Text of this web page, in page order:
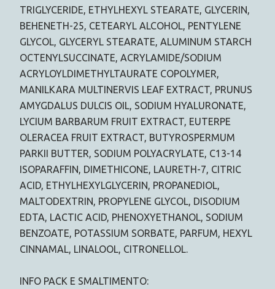
TRIGLYCERIDE, ETHYLHEXYL STEARATE, GLYCERIN,
BEHENETH-25, CETEARYL ALCOHOL, PENTYLENE
GLYCOL, GLYCERYL STEARATE, ALUMINUM STARCH
OCTENYLSUCCINATE, ACRYLAMIDE/SODIUM
ACRYLOYLDIMETHYLTAURATE COPOLYMER,
MANILKARA MULTINERVIS LEAF EXTRACT, PRUNUS
AMYGDALUS DULCIS OIL, SODIUM HYALURONATE,
LYCIUM BARBARUM FRUIT EXTRACT, EUTERPE
OLERACEA FRUIT EXTRACT, BUTYROSPERMUM
PARKII BUTTER, SODIUM POLYACRYLATE, C13-14
ISOPARAFFIN, DIMETHICONE, LAURETH-7, CITRIC
ACID, ETHYLHEXYLGLYCERIN, PROPANEDIOL,
MALTODEXTRIN, PROPYLENE GLYCOL, DISODIUM
EDTA, LACTIC ACID, PHENOXYETHANOL, SODIUM
BENZOATE, POTASSIUM SORBATE, PARFUM, HEXYL
CINNAMAL, LINALOOL, CITRONELLOL.
INFO PACK E SMALTIMENTO: